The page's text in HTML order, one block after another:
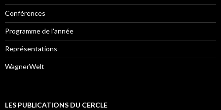
Conférences
Programme de l'année
Représentations
WagnerWelt
LES PUBLICATIONS DU CERCLE